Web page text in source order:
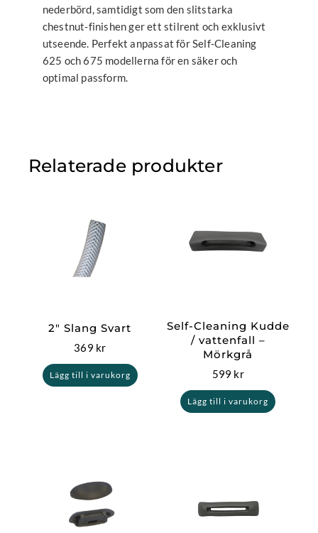
nederbörd, samtidigt som den slitstarka
chestnut-finishen ger ett stilrent och exklusivt
utseende. Perfekt anpassat för Self-Cleaning
625 och 675 modellerna för en säker och
optimal passform.
Relaterade produkter
2″ Slang Svart
369 kr
Lägg till i varukorg
Self-Cleaning Kudde
/ vattenfall –
Mörkgrå
599 kr
Lägg till i varukorg